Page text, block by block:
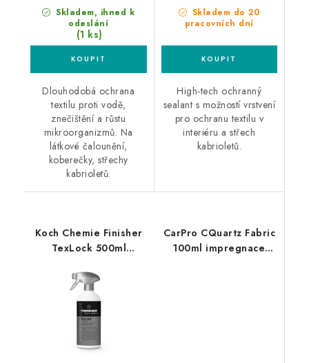
Skladem, ihned k
odeslání
(1 ks)
Dlouhodobá ochrana
textilu proti vodě,
znečištění a růstu
mikroorganizmů. Na
látkové čalounění,
koberečky, střechy
kabrioletů.
Skladem do 20
pracovních dní
High-tech ochranný
sealant s možností vrstvení
pro ochranu textilu v
interiéru a střech
kabrioletů.
Koch Chemie Finisher
TexLock 500ml
CarPro CQuartz Fabric
100ml impregnace